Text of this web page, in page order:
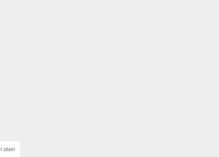
oben